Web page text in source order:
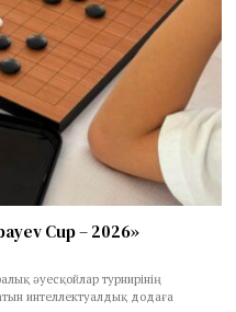
Cup – 2026»
әуесқойлар турнирінің
интеллектуалдық додаға